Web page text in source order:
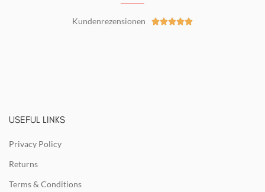
Kundenrezensionen 
USEFUL LINKS
Privacy Policy
Returns
Terms & Conditions